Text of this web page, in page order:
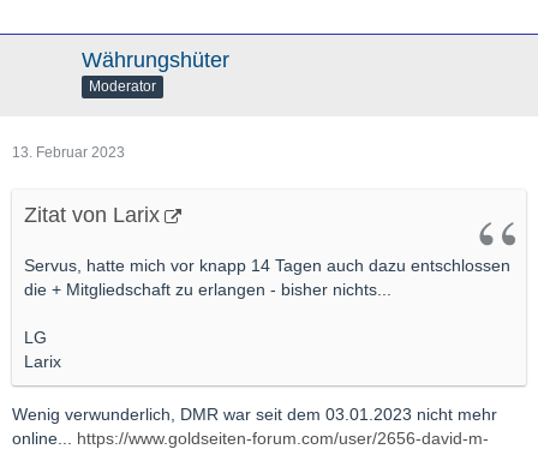
Währungshüter
Moderator
13. Februar 2023
Zitat von Larix
Servus, hatte mich vor knapp 14 Tagen auch dazu entschlossen
die + Mitgliedschaft zu erlangen - bisher nichts...
LG
Larix
Wenig verwunderlich, DMR war seit dem 03.01.2023 nicht mehr
online... https://www.goldseiten-forum.com/user/2656-david-m-